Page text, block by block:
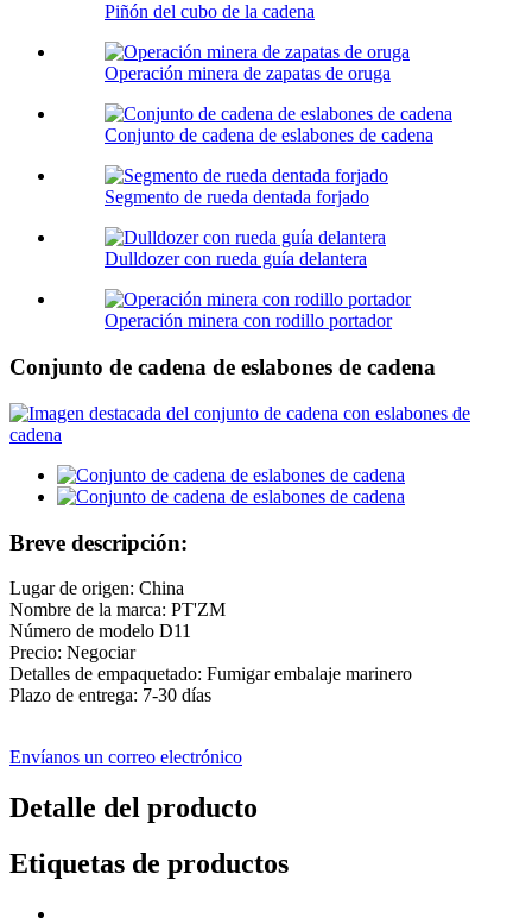
Piñón del cubo de la cadena
Operación minera de zapatas de oruga
Conjunto de cadena de eslabones de cadena
Segmento de rueda dentada forjado
Dulldozer con rueda guía delantera
Operación minera con rodillo portador
Conjunto de cadena de eslabones de cadena
Breve descripción:
Lugar de origen: China
Nombre de la marca: PT'ZM
Número de modelo D11
Precio: Negociar
Detalles de empaquetado: Fumigar embalaje marinero
Plazo de entrega: 7-30 días
Envíanos un correo electrónico
Detalle del producto
Etiquetas de productos